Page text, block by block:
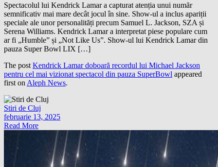
Spectacolul lui Kendrick Lamar a capturat atenția unui număr
semnificativ mai mare decât jocul în sine. Show-ul a inclus apariții
speciale ale unor personalități precum Samuel L. Jackson, SZA și
Serena Williams. Kendrick Lamar a interpretat piese populare cum
ar fi „Humble” și „Not Like Us”. Show-ul lui Kendrick Lamar din
pauza Super Bowl LIX […]
The post Kendrick Lamar doboară recordul lui Michael Jackson
pentru cel mai vizionat spectacol din pauza SuperBowl appeared
first on Aleph News.
Stiri de Cluj
februarie 13, 2025
Read More